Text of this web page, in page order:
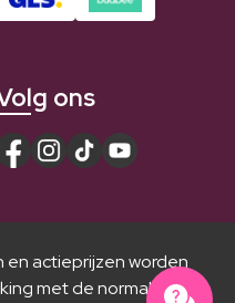
ons
en actieprijzen worden
met de normale